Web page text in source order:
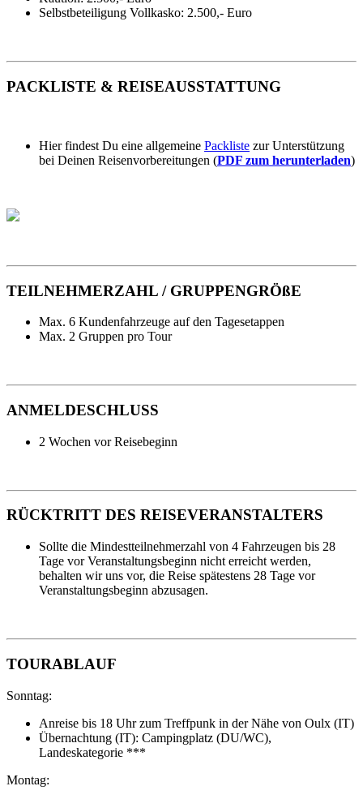
Selbstbeteiligung Vollkasko: 2.500,- Euro
PACKLISTE & REISEAUSSTATTUNG
Hier findest Du eine allgemeine Packliste zur Unterstützung
bei Deinen Reisenvorbereitungen (PDF zum herunterladen)
TEILNEHMERZAHL / GRUPPENGRÖßE
Max. 6 Kundenfahrzeuge auf den Tagesetappen
Max. 2 Gruppen pro Tour
ANMELDESCHLUSS
2 Wochen vor Reisebeginn
RÜCKTRITT DES REISEVERANSTALTERS
Sollte die Mindestteilnehmerzahl von 4 Fahrzeugen bis 28
Tage vor Veranstaltungsbeginn nicht erreicht werden,
behalten wir uns vor, die Reise spätestens 28 Tage vor
Veranstaltungsbeginn abzusagen.
TOURABLAUF
Sonntag:
Anreise bis 18 Uhr zum Treffpunk in der Nähe von Oulx (IT)
Übernachtung (IT): Campingplatz (DU/WC),
Landeskategorie ***
Montag: